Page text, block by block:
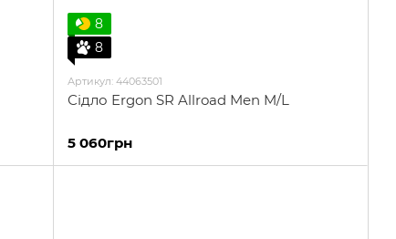
8
8
Артикул: 44063501
Сідло Ergon SR Allroad Men M/L
5 060грн